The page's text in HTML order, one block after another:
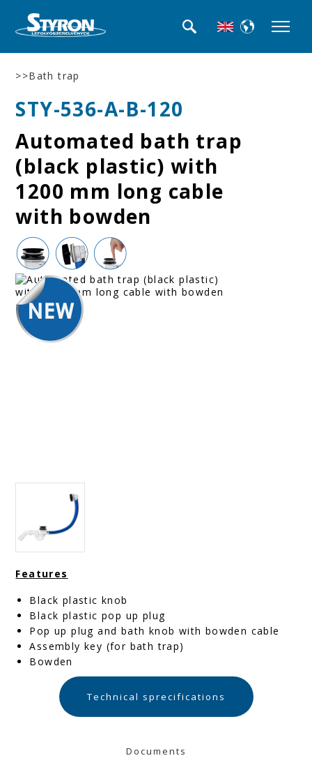
>>Bath trap
STY-536-A-B-120
Automated bath trap
(black plastic) with
1200 mm long cable
with bowden
Features
Black plastic knob
Black plastic pop up plug
Pop up plug and bath knob with bowden cable
Assembly key (for bath trap)
Bowden
Technical sprecifications
Documents